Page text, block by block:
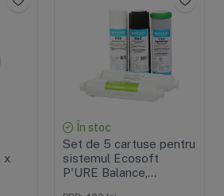
x
În stoc
Set de 5 cartuse pentru
sistemul Ecosoft
P'URE Balance,